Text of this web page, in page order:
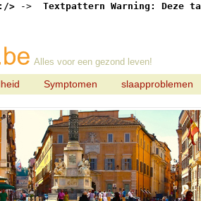
> -> Textpattern Warning: Deze
Alles voor een gezond leven!
Symptomen slaapproblemen